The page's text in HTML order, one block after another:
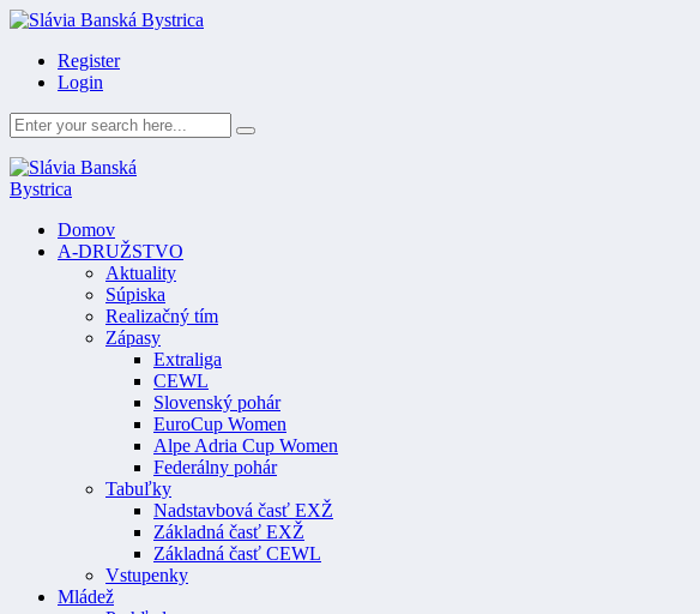
Register
Login
Domov
A-DRUŽSTVO
Aktuality
Súpiska
Realizačný tím
Zápasy
Extraliga
CEWL
Slovenský pohár
EuroCup Women
Alpe Adria Cup Women
Federálny pohár
Tabuľky
Nadstavbová časť EXŽ
Základná časť EXŽ
Základná časť CEWL
Vstupenky
Mládež